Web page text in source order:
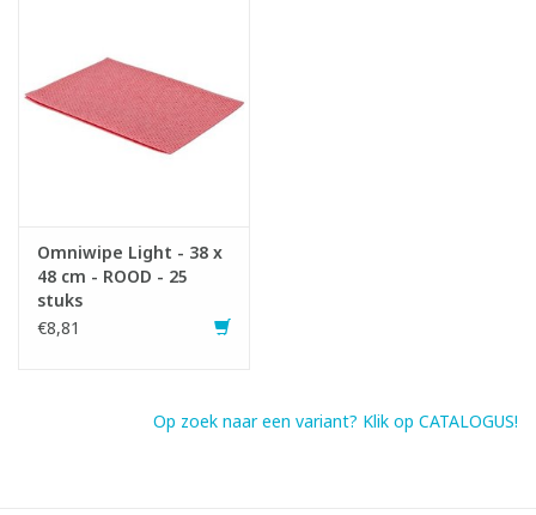
Omniwipe Light - 38 x
48 cm - ROOD - 25
stuks
€8,81
Op zoek naar een variant? Klik op CATALOGUS!